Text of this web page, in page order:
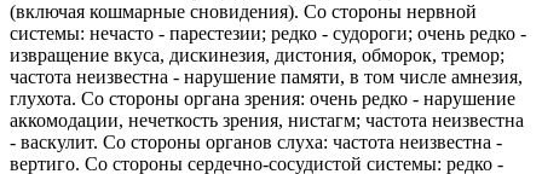
(включая кошмарные сновидения). Со стороны нервной
системы: нечасто - парестезии; редко - судороги; очень редко -
извращение вкуса, дискинезия, дистония, обморок, тремор;
частота неизвестна - нарушение памяти, в том числе амнезия,
глухота. Со стороны органа зрения: очень редко - нарушение
аккомодации, нечеткость зрения, нистагм; частота неизвестна
- васкулит. Со стороны органов слуха: частота неизвестна -
вертиго. Со стороны сердечно-сосудистой системы: редко -